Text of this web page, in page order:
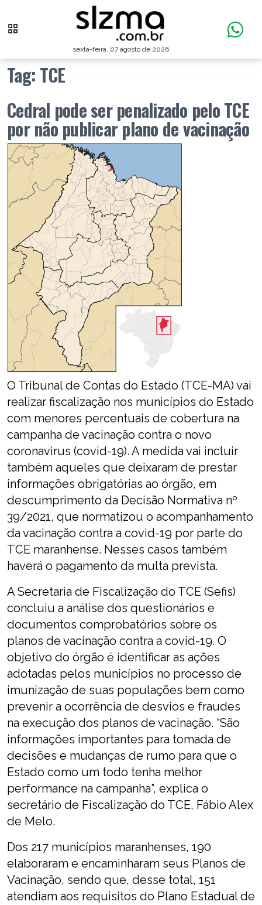
sexta-feira, 07 agosto de 2026
Tag: TCE
Cedral pode ser penalizado pelo TCE
por não publicar plano de vacinação
O Tribunal de Contas do Estado (TCE-MA) vai
realizar fiscalização nos municípios do Estado
com menores percentuais de cobertura na
campanha de vacinação contra o novo
coronavirus (covid-19). A medida vai incluir
também aqueles que deixaram de prestar
informações obrigatórias ao órgão, em
descumprimento da Decisão Normativa nº
39/2021, que normatizou o acompanhamento
da vacinação contra a covid-19 por parte do
TCE maranhense. Nesses casos também
haverá o pagamento da multa prevista.
A Secretaria de Fiscalização do TCE (Sefis)
concluiu a análise dos questionários e
documentos comprobatórios sobre os
planos de vacinação contra a covid-19. O
objetivo do órgão é identificar as ações
adotadas pelos municípios no processo de
imunização de suas populações bem como
prevenir a ocorrência de desvios e fraudes
na execução dos planos de vacinação. “São
informações importantes para tomada de
decisões e mudanças de rumo para que o
Estado como um todo tenha melhor
performance na campanha”, explica o
secretário de Fiscalização do TCE, Fábio Alex
de Melo.
Dos 217 municípios maranhenses, 190
elaboraram e encaminharam seus Planos de
Vacinação, sendo que, desse total, 151
atendiam aos requisitos do Plano Estadual de